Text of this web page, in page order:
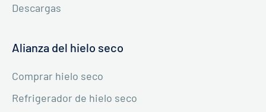
Descargas
Alianza del hielo seco
Comprar hielo seco
Refrigerador de hielo seco